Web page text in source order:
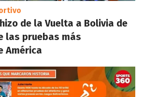
de la Vuelta a Bolivia de
las pruebas más
América